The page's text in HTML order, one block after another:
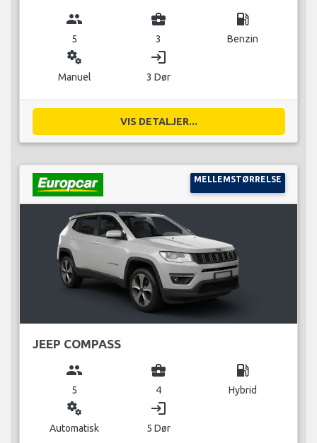
group
5
business_center
3
local_gas_station
Benzin
miscellaneous_services
Manuel
login
3 Dør
VIS DETALJER...
MELLEMSTØRRELSE
JEEP COMPASS
group
5
business_center
4
local_gas_station
Hybrid
miscellaneous_services
Automatisk
login
5 Dør